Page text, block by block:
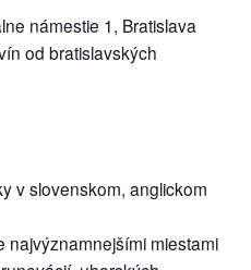
námestie 1, Bratislava
od bratislavských
v slovenskom, anglickom
najvýznamnejšími miestami